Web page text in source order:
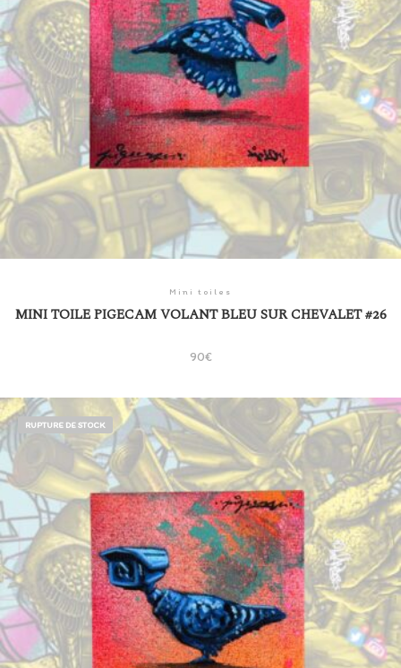
Mini toiles
MINI TOILE PIGECAM VOLANT BLEU SUR CHEVALET #26
90€
RUPTURE DE STOCK